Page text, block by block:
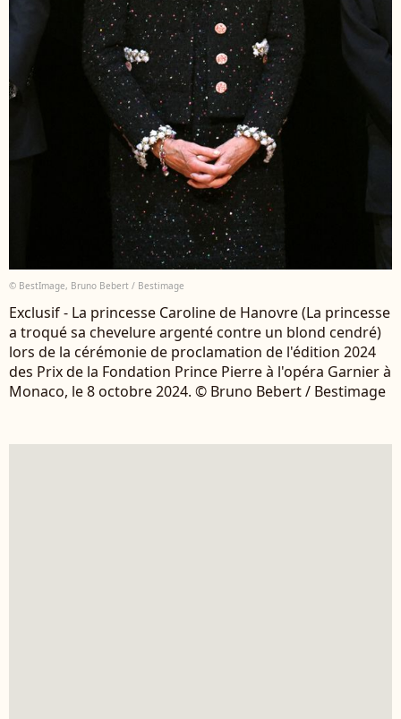
© BestImage, Bruno Bebert / Bestimage
Exclusif - La princesse Caroline de Hanovre (La princesse
a troqué sa chevelure argenté contre un blond cendré)
lors de la cérémonie de proclamation de l'édition 2024
des Prix de la Fondation Prince Pierre à l'opéra Garnier à
Monaco, le 8 octobre 2024. © Bruno Bebert / Bestimage